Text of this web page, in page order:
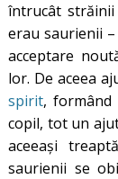
întrucât străinii
erau saurienii
acceptare
lor. De aceea
spirit, formând
copil, tot un
aceeași
saurienii se